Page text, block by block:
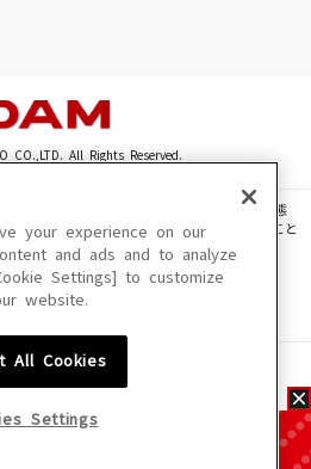
CO.,LTD. All Rights Reserved.
章・画像・写真・動画・音声等を、手段や形態
えて無断で複製、転載、ファイル化などすること
利用いただけない場合があります。
容が変更になる場合があります。
your experience on our
and ads and to analyze
Settings] to customize
website.
All Cookies
Settings